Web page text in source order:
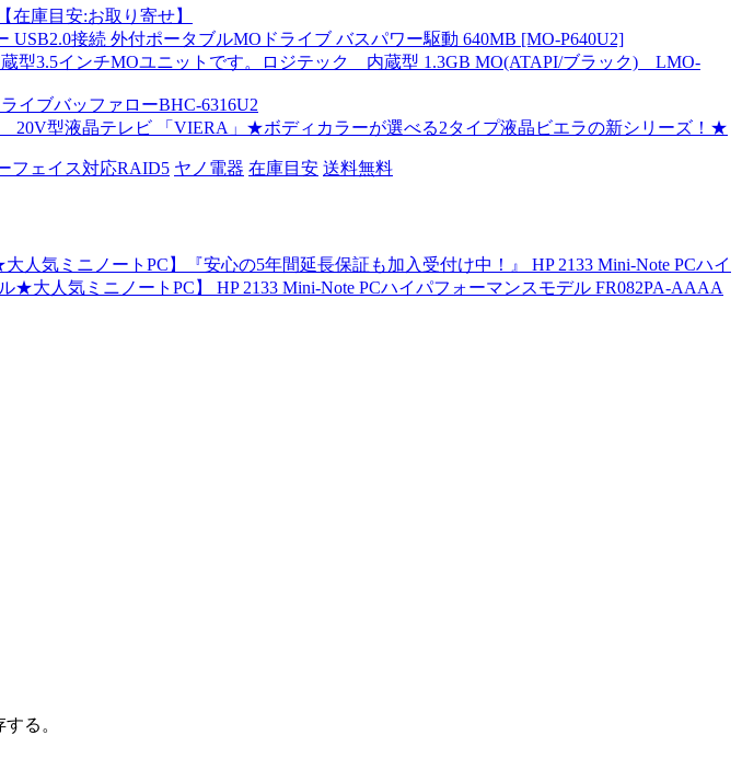
在庫目安:お取り寄せ】
接続 外付ポータブルMOドライブ バスパワー駆動 640MB [MO-P640U2]
型3.5インチMOユニットです。ロジテック 内蔵型 1.3GB MO(ATAPI/ブラック) LMO-
イブバッファローBHC-6316U2
型液晶テレビ 「VIERA」★ボディカラーが選べる2タイプ液晶ビエラの新シリーズ！★
フェイス対応RAID5 ヤノ電器 在庫目安 送料無料
気ミニノートPC】『安心の5年間延長保証も加入受付け中！』 HP 2133 Mini-Note PCハイ
★大人気ミニノートPC】 HP 2133 Mini-Note PCハイパフォーマンスモデル FR082PA-AAAA
る。